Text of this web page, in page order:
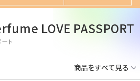
LOVE PASSPORT
ト
商品をすべて見る